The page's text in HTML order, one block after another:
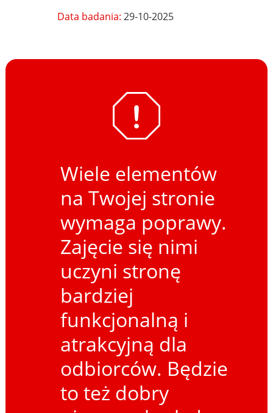
Data badania:29-10-2025
Wiele elementów
na Twojej stronie
wymaga poprawy.
Zajęcie się nimi
uczyni stronę
bardziej
funkcjonalną i
atrakcyjną dla
odbiorców. Będzie
to też dobry